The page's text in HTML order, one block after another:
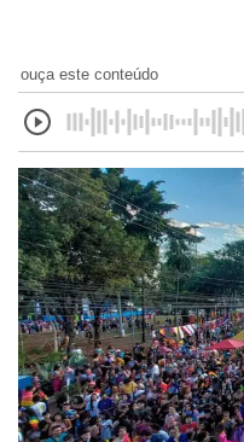
ouça este conteúdo